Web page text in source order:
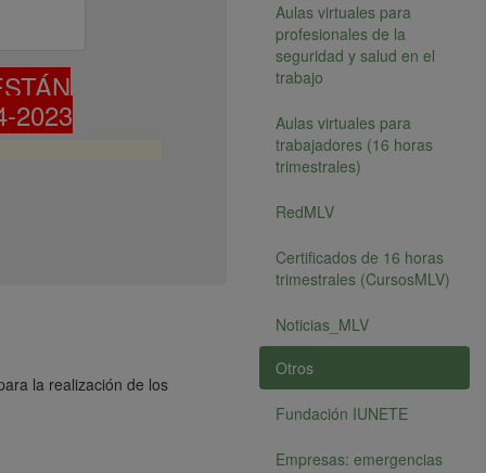
2023
la realización de los
Aulas virtuales para
profesionales de la
seguridad y salud en el
trabajo
Aulas virtuales para
trabajadores (16 horas
trimestrales)
RedMLV
Certificados de 16 horas
trimestrales (CursosMLV)
Noticias_MLV
Otros
Fundación IUNETE
Empresas: emergencias